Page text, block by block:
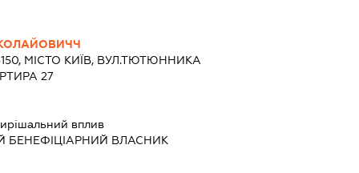
МІСТО КИЇВ, ВУЛ.ТЮТЮННИКА
27
вплив
БЕНЕФІЦІАРНИЙ ВЛАСНИК